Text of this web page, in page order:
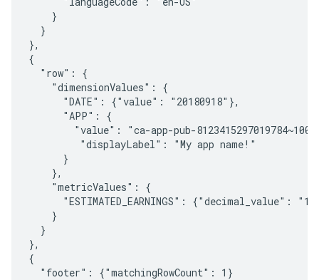
    }
  }
},
{
  "row": {
    "dimensionValues": {
      "DATE": {"value": "20180918"},
      "APP": {
"value": "ca-app-pub-
         "displayLabel": "My app name!"
      }
    },
    "metricValues": {
"ESTIMATED_EARNINGS": {"decimal_value":
    }
  }
},
{
  "footer": {"matchingRowCount": 1}